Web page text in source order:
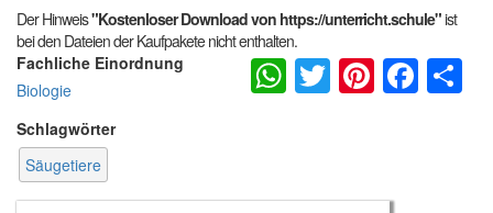
Der Hinweis"Kostenloser Download von https://unterricht.schule"ist
bei den Dateien der Kaufpakete nicht enthalten.
Fachliche Einordnung
Biologie
Schlagwörter
Säugetiere
WhatsApp
Twitter